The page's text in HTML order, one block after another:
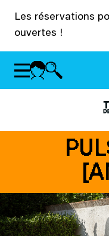
Les réservations
ouvertes !